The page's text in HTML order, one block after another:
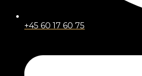
+45 60 17 60 75